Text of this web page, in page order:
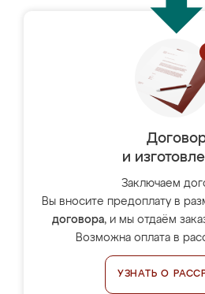
и
Заключаем
Вы вносите предоплату в
договора, и мы отдаём
Возможна оплата в
УЗНАТЬ О